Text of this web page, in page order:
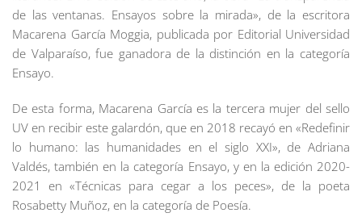
de las ventanas. Ensayos sobre la mirada», de la escritora
Macarena García Moggia, publicada por Editorial Universidad
de Valparaíso, fue ganadora de la distinción en la categoría
Ensayo.
De esta forma, Macarena García es la tercera mujer del sello
UV en recibir este galardón, que en 2018 recayó en «Redefinir
lo humano: las humanidades en el siglo XXI», de Adriana
Valdés, también en la categoría Ensayo, y en la edición 2020-
2021 en «Técnicas para cegar a los peces», de la poeta
Rosabetty Muñoz, en la categoría de Poesía.